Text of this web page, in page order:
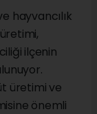
hayvancılık
ilçenin
üretimi ve
önemli